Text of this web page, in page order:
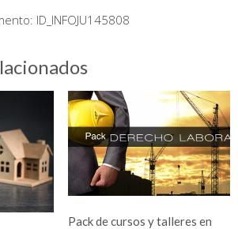
ID_INFOJU145808
Pack de cursos y talleres en